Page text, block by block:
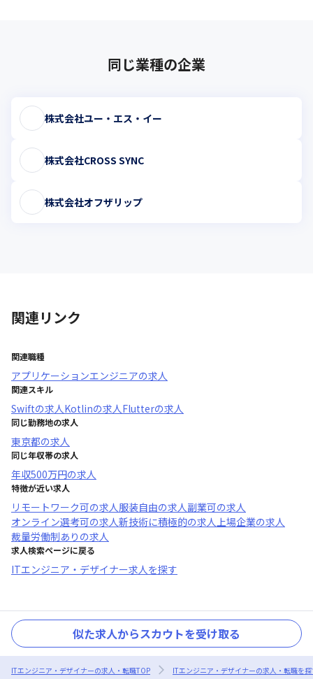
同じ業種の企業
株式会社ユー・エス・イー
株式会社CROSS SYNC
株式会社オフザリップ
関連リンク
関連職種
アプリケーションエンジニアの求人
関連スキル
Swiftの求人Kotlinの求人Flutterの求人
同じ勤務地の求人
東京都の求人
同じ年収帯の求人
年収500万円の求人
特徴が近い求人
リモートワーク可の求人服装自由の求人副業可の求人
オンライン選考可の求人新技術に積極的の求人上場企業の求人
裁量労働制あり の求人
求人検索ページに戻る
ITエンジニア・デザイナー求人を探す
似た求人からスカウトを受け取る
ITエンジニア・デザイナーの求人・転職TOP ITエンジニア・デザイナーの求人・転職を